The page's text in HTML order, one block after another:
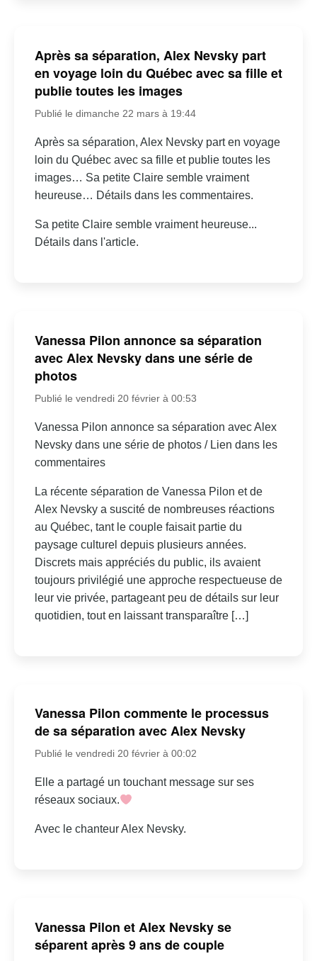
Après sa séparation, Alex Nevsky part
en voyage loin du Québec avec sa fille et
publie toutes les images
Publié le dimanche 22 mars à 19:44
Après sa séparation, Alex Nevsky part en voyage
loin du Québec avec sa fille et publie toutes les
images… Sa petite Claire semble vraiment
heureuse… Détails dans les commentaires.
Sa petite Claire semble vraiment heureuse...
Détails dans l'article.
Vanessa Pilon annonce sa séparation
avec Alex Nevsky dans une série de
photos
Publié le vendredi 20 février à 00:53
Vanessa Pilon annonce sa séparation avec Alex
Nevsky dans une série de photos / Lien dans les
commentaires
La récente séparation de Vanessa Pilon et de
Alex Nevsky a suscité de nombreuses réactions
au Québec, tant le couple faisait partie du
paysage culturel depuis plusieurs années.
Discrets mais appréciés du public, ils avaient
toujours privilégié une approche respectueuse de
leur vie privée, partageant peu de détails sur leur
quotidien, tout en laissant transparaître […]
Vanessa Pilon commente le processus
de sa séparation avec Alex Nevsky
Publié le vendredi 20 février à 00:02
Elle a partagé un touchant message sur ses
réseaux sociaux.
Avec le chanteur Alex Nevsky.
Vanessa Pilon et Alex Nevsky se
séparent après 9 ans de couple